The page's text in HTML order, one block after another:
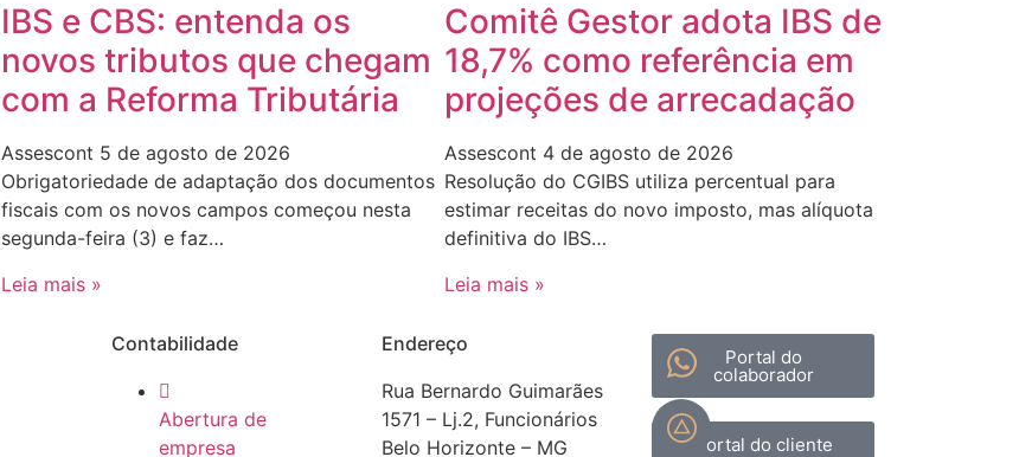
IBS e CBS: entenda os
novos tributos que chegam
com a Reforma Tributária
Assescont 5 de agosto de 2026
Obrigatoriedade de adaptação dos documentos
fiscais com os novos campos começou nesta
segunda-feira (3) e faz…
Leia mais »
Comitê Gestor adota IBS de
18,7% como referência em
projeções de arrecadação
Assescont 4 de agosto de 2026
Resolução do CGIBS utiliza percentual para
estimar receitas do novo imposto, mas alíquota
definitiva do IBS…
Leia mais »
Contabilidade
Abertura de
empresa
Endereço
Rua Bernardo Guimarães
1571 – Lj.2, Funcionários
Belo Horizonte – MG
Portal do
colaborador
Portal do cliente